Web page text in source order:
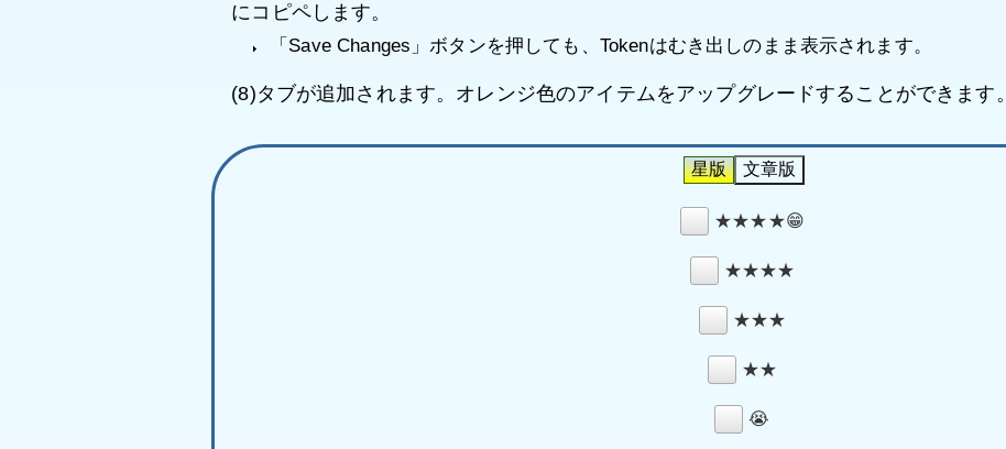
にコピペします。
「Save Changes」ボタンを押しても、Tokenはむき出しのまま表示されます。
(8)タブが追加されます。オレンジ色のアイテムをアップグレードすることができます。
★★★★😁
★★★★
★★★
★★
😭